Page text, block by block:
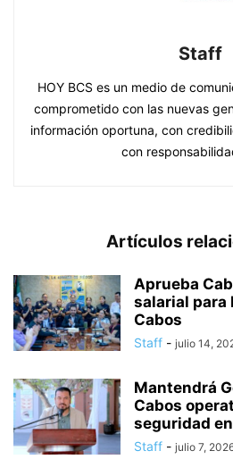
Staff
HOY BCS es un medio de
comprometido con las nuevas
información oportuna, con
con
Artículos
Aprueba
salarial para
Cabos
Staff - julio 14,
Mantendrá
Cabos
seguridad
Staff - julio 7,